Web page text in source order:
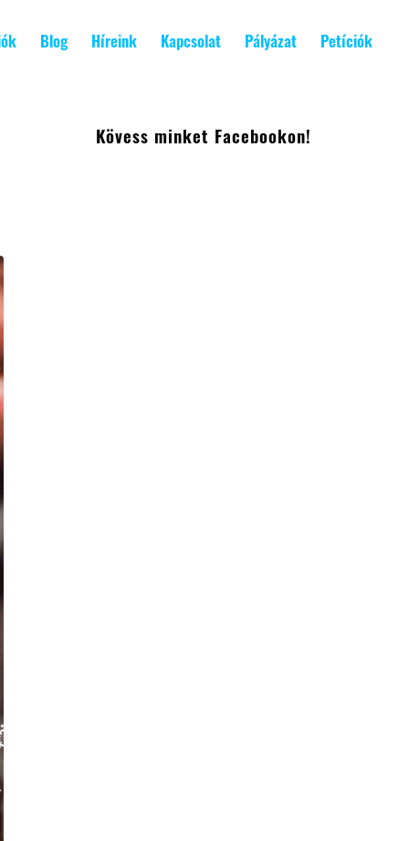
Blog Híreink Kapcsolat Pályázat Petíciók
Kövess minket Facebookon!